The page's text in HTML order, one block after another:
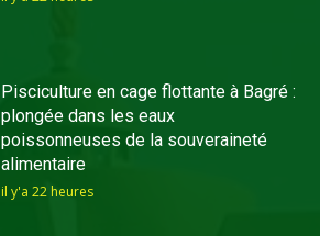
Pisciculture en cage flottante à Bagré :
plongée dans les eaux
poissonneuses de la souveraineté
alimentaire
il y'a 22 heures